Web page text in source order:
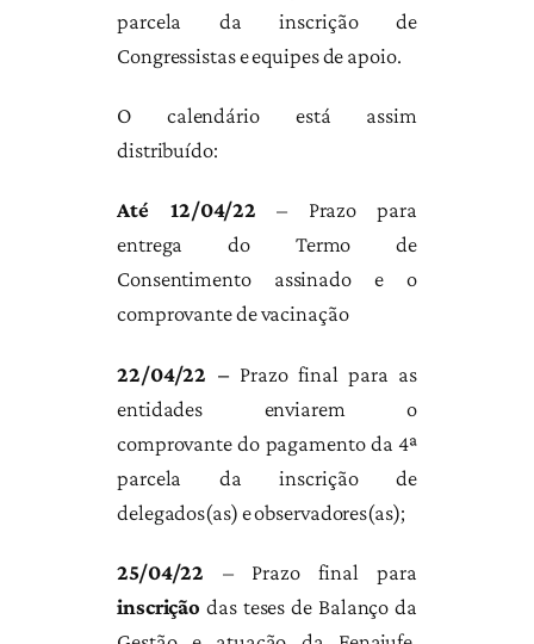
parcela da inscrição de
Congressistas e equipes de apoio.
O calendário está assim
distribuído:
Até 12/04/22 – Prazo para
entrega do Termo de
Consentimento assinado e o
comprovante de vacinação
22/04/22 – Prazo final para as
entidades enviarem o
comprovante do pagamento da 4ª
parcela da inscrição de
delegados(as) e observadores(as);
25/04/22 – Prazo final para
inscrição das teses de Balanço da